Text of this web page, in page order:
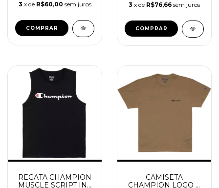
3 x de R$60,00 sem juros
COMPRAR
3 x de R$76,66 sem juros
COMPRAR
REGATA CHAMPION
MUSCLE SCRIPT INK
CAMISETA
CHAMPION LOGO C